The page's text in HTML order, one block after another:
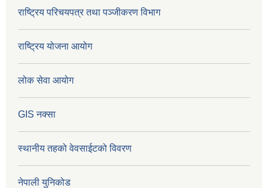
राष्ट्रिय परिचयपत्र तथा पञ्जीकरण विभाग
राष्ट्रिय योजना आयोग
लोक सेवा आयोग
GIS नक्सा
स्थानीय तहको वेवसाईटको विवरण
नेपाली युनिकोड